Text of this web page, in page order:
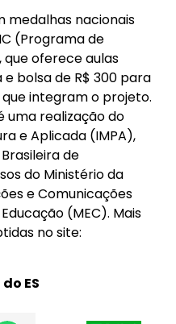
medalhas nacionais
(Programa de
oferece aulas
bolsa de R$ 300 para
integram o projeto.
uma realização do
e Aplicada (IMPA),
de
do Ministério da
e Comunicações
(MEC). Mais
no site:
ES